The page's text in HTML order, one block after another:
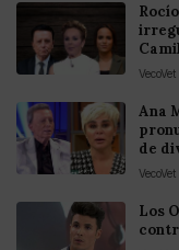
VecoVet
Ana
de
VecoVet
Los